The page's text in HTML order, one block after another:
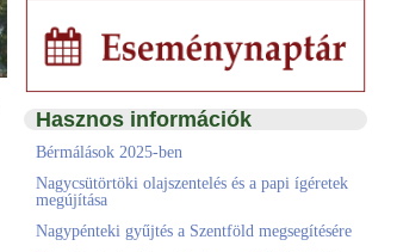
Hasznos információk
Bérmálások 2025-ben
Nagycsütörtöki olajszentelés és a papi ígéretek
megújítása
Nagypénteki gyűjtés a Szentföld megsegítésére